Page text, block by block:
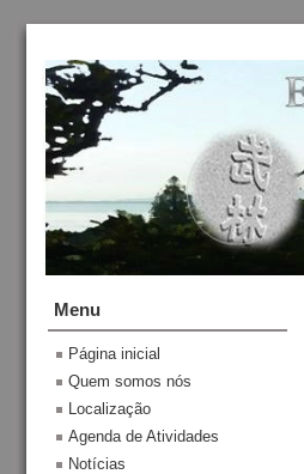
Menu
Página inicial
Quem somos nós
Localização
Agenda de Atividades
Notícias